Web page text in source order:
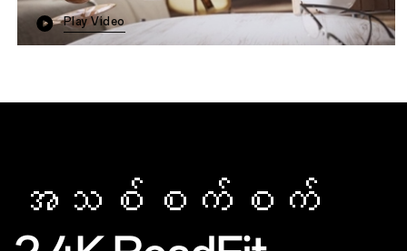
Play Video
အသစ်စက်စက်